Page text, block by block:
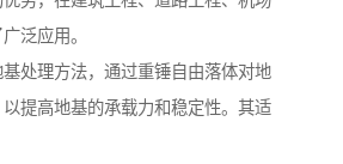
泛应用。
处理方法，通过重锤自由落体对地
提高地基的承载力和稳定性。其适